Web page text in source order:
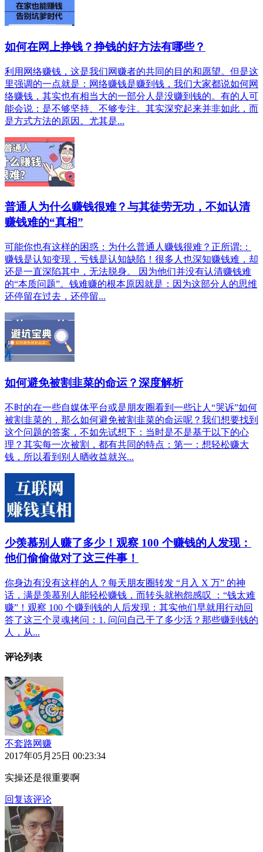
如何在网上挣钱？挣钱的好方法有哪些？
利用网络赚钱，这是我们网赚者的共同的目的和愿望。但是这
里强调的一点就是：网络赚钱是赚到钱，我们大家都说如何网
络赚钱，其实也有相当大的一部分人是没赚到钱的。有的人可
能会说：是不够坚持、不够专注。其实深究起来并非如此，而
是方式方法的原因。尤其是...
普通人为什么赚钱很难？与其徒劳无功，不如认清
赚钱难的“真相”
可能你也有这样的困惑：为什么普通人赚钱很难？正所谓:：
赚钱是认知变现，亏钱是认知缺陷！很多人也深知赚钱难，却
还是一直深陷其中，无法脱身。 因为他们并没有认清赚钱难
的“本质问题”。钱难赚的根本原因就是：因为这部分人的思维
还停留在过去，还停留...
如何避免被割韭菜的命运？深度解析
不时的在一些自媒体平台或是朋友圈看到一些让人“哭诉”如何
被割韭菜的，那么如何避免被割韭菜的命运呢？我们想要找到
这个问题的答案，不如先试想下：当时是不是基于以下的心
理？其实每一次被割，都有共同的特点：第一：想轻松赚大
钱，所以看到别人晒收益就兴...
少羡慕别人赚了多少！观察 100 个赚钱的人发现：
他们偷偷做对了这三件事！
你身边有没有这样的人？每天朋友圈转发 “月入 X 万” 的神
话，满是羡慕别人能轻松赚钱，而转头就抱怨感叹 ：“钱太难
赚”！观察 100 个赚到钱的人后发现：其实他们早就用行动回
答了这三个灵魂拷问：1. 问问自己干了多少活？那些赚到钱的
人，从...
评论列表
不套路网赚
2017年05月25日 00:23:34
实操还是很重要啊
回复该评论